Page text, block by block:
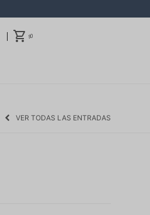
$0
VER TODAS LAS ENTRADAS